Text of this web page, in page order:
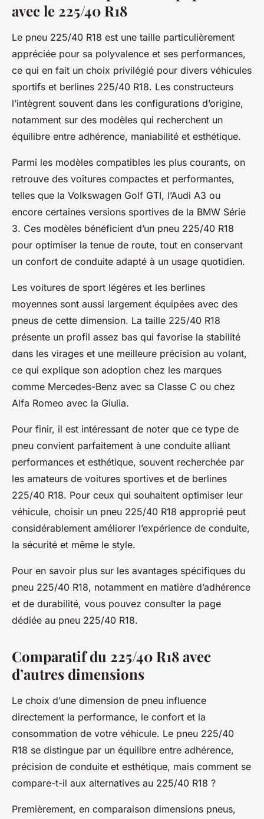
avec le 225/40 R18
Le pneu 225/40 R18 est une taille particulièrement
appréciée pour sa polyvalence et ses performances,
ce qui en fait un choix privilégié pour divers véhicules
sportifs et berlines 225/40 R18. Les constructeurs
l’intègrent souvent dans les configurations d’origine,
notamment sur des modèles qui recherchent un
équilibre entre adhérence, maniabilité et esthétique.
Parmi les modèles compatibles les plus courants, on
retrouve des voitures compactes et performantes,
telles que la Volkswagen Golf GTI, l’Audi A3 ou
encore certaines versions sportives de la BMW Série
3. Ces modèles bénéficient d’un pneu 225/40 R18
pour optimiser la tenue de route, tout en conservant
un confort de conduite adapté à un usage quotidien.
Les voitures de sport légères et les berlines
moyennes sont aussi largement équipées avec des
pneus de cette dimension. La taille 225/40 R18
présente un profil assez bas qui favorise la stabilité
dans les virages et une meilleure précision au volant,
ce qui explique son adoption chez les marques
comme Mercedes-Benz avec sa Classe C ou chez
Alfa Romeo avec la Giulia.
Pour finir, il est intéressant de noter que ce type de
pneu convient parfaitement à une conduite alliant
performances et esthétique, souvent recherchée par
les amateurs de voitures sportives et de berlines
225/40 R18. Pour ceux qui souhaitent optimiser leur
véhicule, choisir un pneu 225/40 R18 approprié peut
considérablement améliorer l’expérience de conduite,
la sécurité et même le style.
Pour en savoir plus sur les avantages spécifiques du
pneu 225/40 R18, notamment en matière d’adhérence
et de durabilité, vous pouvez consulter la page
dédiée au pneu 225/40 R18.
Comparatif du 225/40 R18 avec
d’autres dimensions
Le choix d’une dimension de pneu influence
directement la performance, le confort et la
consommation de votre véhicule. Le pneu 225/40
R18 se distingue par un équilibre entre adhérence,
précision de conduite et esthétique, mais comment se
compare-t-il aux alternatives au 225/40 R18 ?
Premièrement, en comparaison dimensions pneus,